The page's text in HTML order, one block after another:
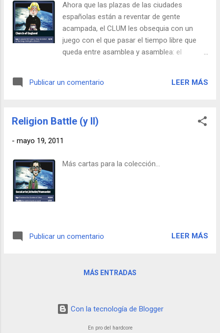
y Dora la Exploradora se enzarzaron en una
pelea a mediodía de ayer hasta que una
patrulla de la Policía Municipal logró
separarlas. Bob Esponja y su compañero
Patricio trataban de mediar entre ellas.
perplejos, a mediodía de ayer, como Minnie
pelea que, según testigos...
Ahora que las plazas de las ciudades
españolas están a reventar de gente
acampada, el CLUM les obsequia con un
juego con el que pasar el tiempo libre que
queda entre asamblea y asamblea: el
Publicar un comentario LEER MÁS
Religion Battle (y II)
- mayo 19, 2011
Más cartas para la colección...
Publicar un comentario LEER MÁS
MÁS ENTRADAS
Con la tecnología de Blogger
En pro del hardcore